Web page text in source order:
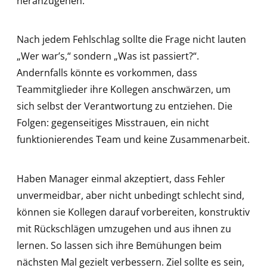
Nach jedem Fehlschlag sollte die Frage nicht lauten
„Wer war’s,“ sondern „Was ist passiert?“.
Andernfalls könnte es vorkommen, dass
Teammitglieder ihre Kollegen anschwärzen, um
sich selbst der Verantwortung zu entziehen. Die
Folgen: gegenseitiges Misstrauen, ein nicht
funktionierendes Team und keine Zusammenarbeit.
Haben Manager einmal akzeptiert, dass Fehler
unvermeidbar, aber nicht unbedingt schlecht sind,
können sie Kollegen darauf vorbereiten, konstruktiv
mit Rückschlägen umzugehen und aus ihnen zu
lernen. So lassen sich ihre Bemühungen beim
nächsten Mal gezielt verbessern. Ziel sollte es sein,